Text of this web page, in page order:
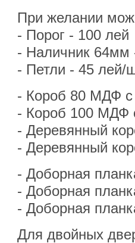
При желании
- Порог - 100 лей
- Hаличник 64мм
- Петли - 45 лей/
- Короб 80 МДФ с
- Короб 100 МДФ
- Деревянный
- Деревянный
- Доборная
- Доборная
- Доборная
Для двойных